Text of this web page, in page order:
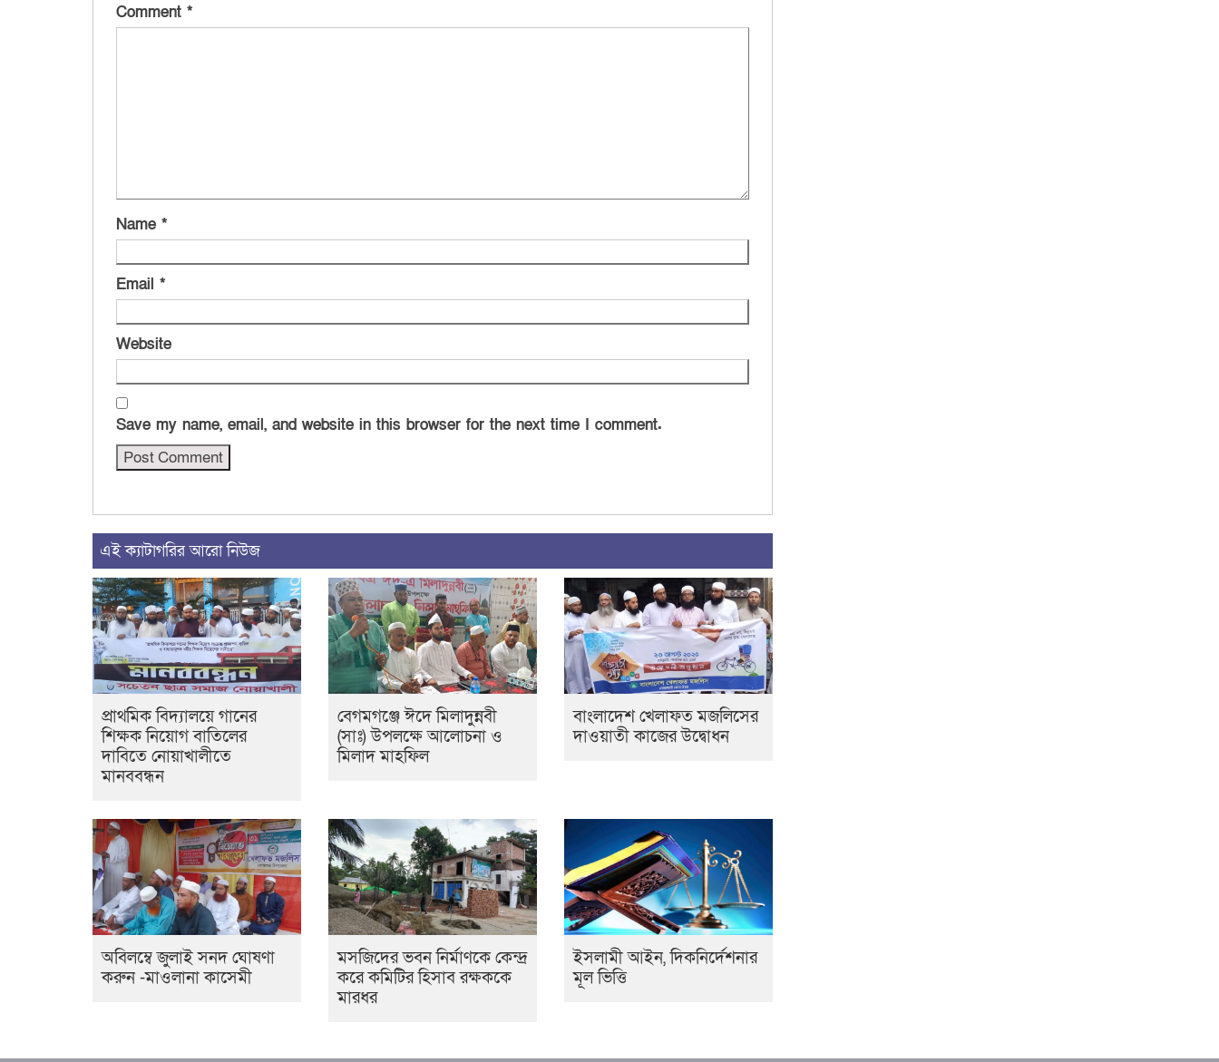
Comment *
Name *
Email *
Website
Save my name, email, and website in this browser for the next time I comment.
এই ক্যাটাগরির আরো নিউজ
প্রাথমিক বিদ্যালয়ে গানের
শিক্ষক নিয়োগ বাতিলের
দাবিতে নোয়াখালীতে
মানববন্ধন
বেগমগঞ্জে ঈদে মিলাদুন্নবী
(সাঃ) উপলক্ষে আলোচনা ও
মিলাদ মাহফিল
বাংলাদেশ খেলাফত মজলিসের
দাওয়াতী কাজের উদ্বোধন
অবিলম্বে জুলাই সনদ ঘোষণা
করুন -মাওলানা কাসেমী
মসজিদের ভবন নির্মাণকে কেন্দ্র
করে কমিটির হিসাব রক্ষককে
মারধর
ইসলামী আইন, দিকনির্দেশনার
মূল ভিত্তি